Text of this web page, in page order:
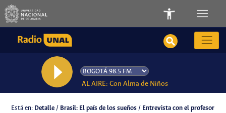
AL AIRE: Con Alma de Niños
Está en: Detalle / Brasil: El país de los sueños / Entrevista con el profesor